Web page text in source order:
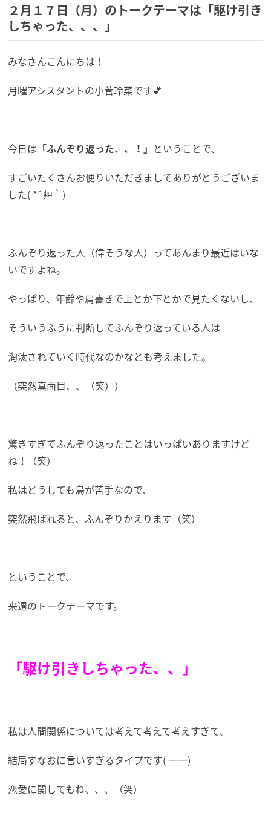
２月１７日（月）のトークテーマは「駆け引き
しちゃった、、、」
みなさんこんにちは！
月曜アシスタントの小菅玲菜です💕
今日は 「ふんぞり返った、、！」 ということで、
すごいたくさんお便りいただきましてありがとうございま
した( *´艸｀)
ふんぞり返った人（偉そうな人）ってあんまり最近はいな
いですよね。
やっぱり、年齢や肩書きで上とか下とかで見たくないし、
そういうふうに判断してふんぞり返っている人は
淘汰されていく時代なのかなとも考えました。
（突然真面目、、（笑））
驚きすぎてふんぞり返ったことはいっぱいありますけど
ね！（笑）
私はどうしても鳥が苦手なので、
突然飛ばれると、ふんぞりかえります（笑）
ということで、
来週のトークテーマです。
「駆け引きしちゃった、、」
私は人間関係については考えて考えて考えすぎて、
結局すなおに言いすぎるタイプです( 一一)
恋愛に関してもね、、、（笑）